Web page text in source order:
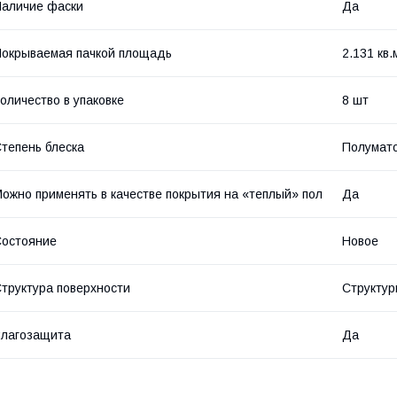
фаски Да
пачкой площадь 2.131
в упаковке 8 шт
блеска
применять в качестве покрытия на «теплый» пол Да
Новое
поверхности
Да